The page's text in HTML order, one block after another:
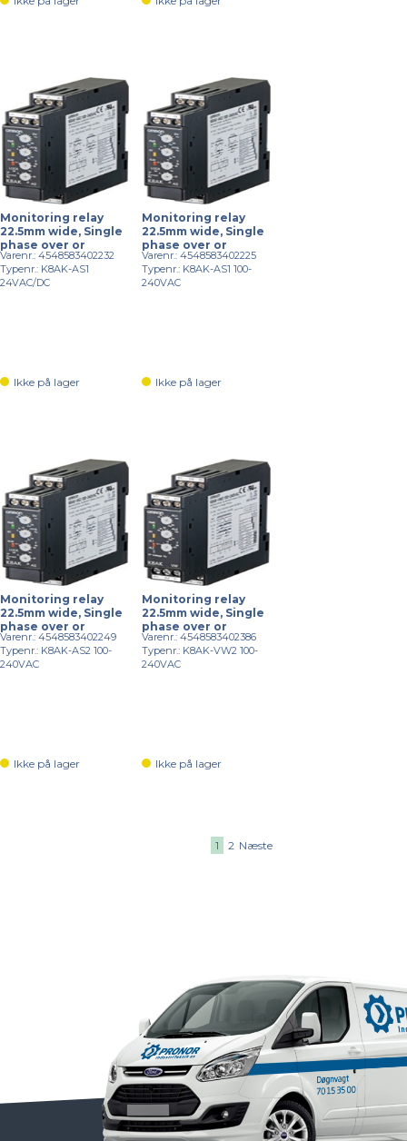
Monitoring relay
22.5mm wide, Single
phase over or
Varenr.: 4548583402232
Typenr.: K8AK-AS1
24VAC/DC
Ikke på lager
Monitoring relay
22.5mm wide, Single
phase over or
Varenr.: 4548583402225
Typenr.: K8AK-AS1 100-
240VAC
Ikke på lager
Monitoring relay
22.5mm wide, Single
phase over or
Varenr.: 4548583402249
Typenr.: K8AK-AS2 100-
240VAC
Ikke på lager
Monitoring relay
22.5mm wide, Single
phase over or
Varenr.: 4548583402386
Typenr.: K8AK-VW2 100-
240VAC
Ikke på lager
1 2 Næste